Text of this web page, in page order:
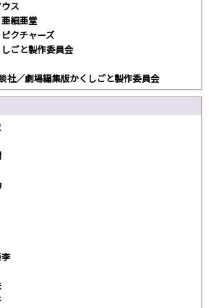
ス
細亜堂
クチャーズ
ごと製作委員会
社／劇場編集版かくしごと製作委員会